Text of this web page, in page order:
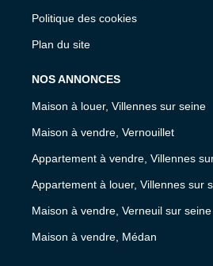
Politique des cookies
Plan du site
NOS ANNONCES
Maison à louer, Villennes sur seine
Maison à vendre, Vernouillet
Appartement à vendre, Villennes
Appartement à louer, Villennes sur
Maison à vendre, Verneuil sur seine
Maison à vendre, Médan